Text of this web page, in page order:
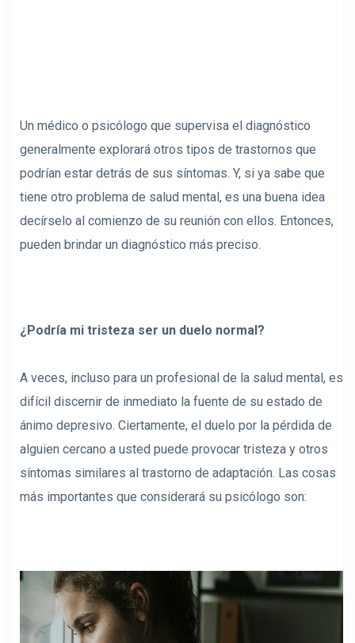
Un médico o psicólogo que supervisa el diagnóstico
generalmente explorará otros tipos de trastornos que
podrían estar detrás de sus síntomas. Y, si ya sabe que
tiene otro problema de salud mental, es una buena idea
decírselo al comienzo de su reunión con ellos. Entonces,
pueden brindar un diagnóstico más preciso.
¿Podría mi tristeza ser un duelo normal?
A veces, incluso para un profesional de la salud mental, es
difícil discernir de inmediato la fuente de su estado de
ánimo depresivo. Ciertamente, el duelo por la pérdida de
alguien cercano a usted puede provocar tristeza y otros
síntomas similares al trastorno de adaptación. Las cosas
más importantes que considerará su psicólogo son: